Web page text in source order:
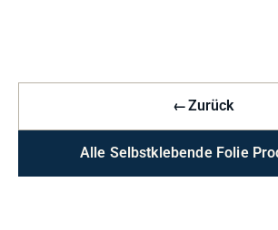
←Zurück
Alle Selbstklebende Folie